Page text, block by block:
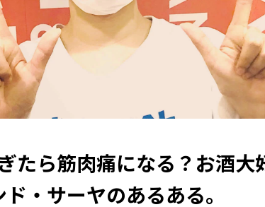
たら筋肉痛になる？お酒大
ド・サーヤのあるある。